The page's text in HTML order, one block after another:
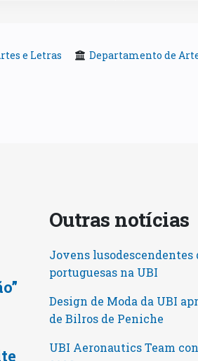
e Letras Departamento de
Outras notícias
Jovens
portuguesas na UBI
Design de Moda da UBI
de Bilros de Peniche
UBI Aeronautics Team